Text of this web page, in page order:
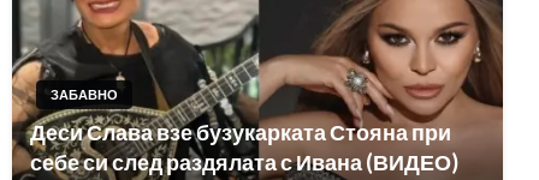
ЗАБАВНО
Деси Слава взе бузукарката Стояна при
себе си след раздялата с Ивана (ВИДЕО)